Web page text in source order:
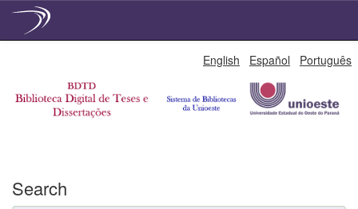
English Español Português
Search